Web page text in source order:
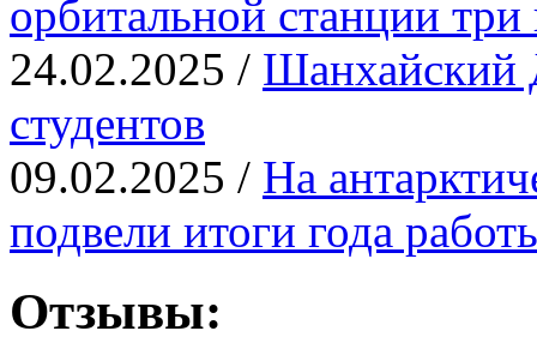
орбитальной станции три
24.02.2025 / Шанхайский
студентов
09.02.2025 / На
подвели итоги года
Отзывы: